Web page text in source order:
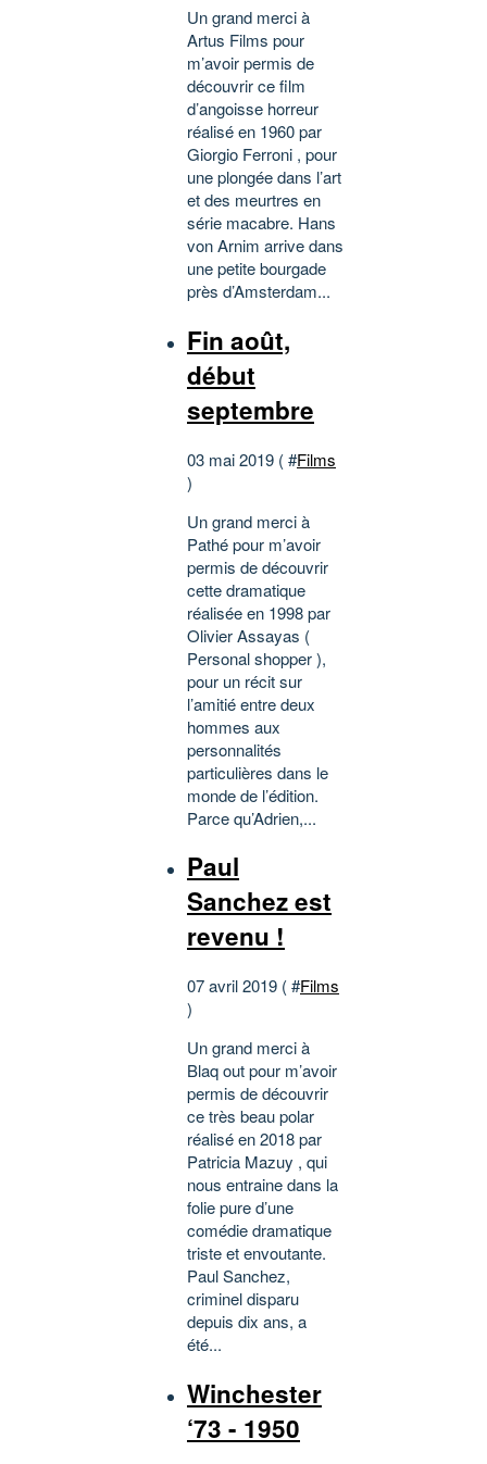
Un grand merci à
Artus Films pour
m’avoir permis de
découvrir ce film
d’angoisse horreur
réalisé en 1960 par
Giorgio Ferroni , pour
une plongée dans l’art
et des meurtres en
série macabre. Hans
von Arnim arrive dans
une petite bourgade
près d’Amsterdam...
Fin août,
début
septembre
03 mai 2019 ( #Films
)
Un grand merci à
Pathé pour m’avoir
permis de découvrir
cette dramatique
réalisée en 1998 par
Olivier Assayas (
Personal shopper ),
pour un récit sur
l’amitié entre deux
hommes aux
personnalités
particulières dans le
monde de l’édition.
Parce qu’Adrien,...
Paul
Sanchez est
revenu !
07 avril 2019 ( #Films
)
Un grand merci à
Blaq out pour m’avoir
permis de découvrir
ce très beau polar
réalisé en 2018 par
Patricia Mazuy , qui
nous entraine dans la
folie pure d’une
comédie dramatique
triste et envoutante.
Paul Sanchez,
criminel disparu
depuis dix ans, a
été...
Winchester
‘73 - 1950